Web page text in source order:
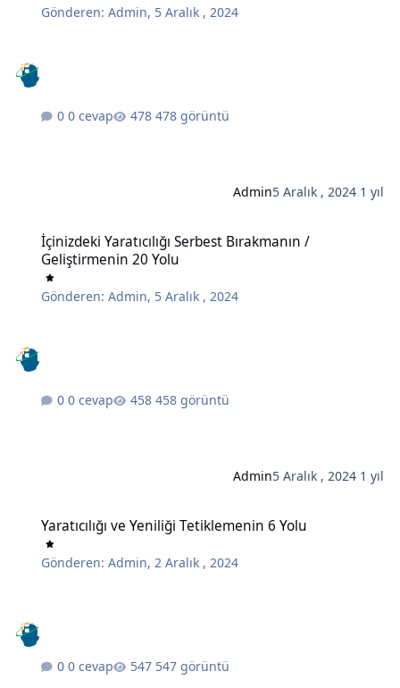
Gönderen:Admin, 5 Aralık , 2024
0 cevap 478 görüntü
Admin5 Aralık , 2024 1 yıl
İçinizdeki Yaratıcılığı Serbest Bırakmanın /
Geliştirmenin 20 Yolu
Gönderen:Admin, 5 Aralık , 2024
0 cevap 458 görüntü
Admin5 Aralık , 2024 1 yıl
Yaratıcılığı ve Yeniliği Tetiklemenin 6 Yolu
Gönderen:Admin,2 Aralık , 2024
0 cevap 547 görüntü